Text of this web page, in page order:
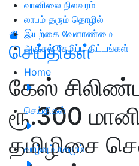
வானிலை நிலவரம்
லாபம் தரும் தொழில்
இயற்கை வேளாண்மை
அஞ்சல் சேமிப்பு திட்டங்கள்
Home
செய்திகள்
வாழ்வும் நலமும்
செய்திகள்
கேஸ்
ரூ.300
தமிழிசை